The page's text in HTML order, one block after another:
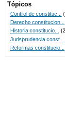
Tópicos
Control de constituc...
Derecho constitucion...
Historia constitucio...
Jurisprudencia const...
Reformas constitucio...